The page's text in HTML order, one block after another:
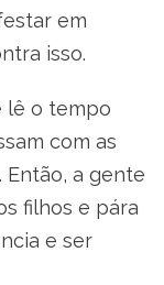
em
isso.
lê o tempo
com as
Então, a gente
filhos e pára
e ser